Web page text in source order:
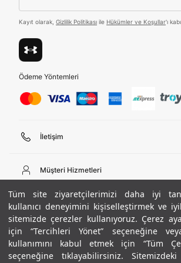
Tüm site ziyaretçilerimizi daha iyi
kullanıcı deneyimini kişiselleştirmek ve
sitemizde çerezler kullanıyoruz. Çerez
için “Tercihleri Yönet” seçeneğine
kullanımını kabul etmek için “Tüm
seçeneğine tıklayabilirsiniz.
Kayıt olarak, Gizlilik Politikası ile Hükümler ve Koşullar'ı
Ödeme Yöntemleri
İletişim
444 02 00
Pazartesi - Cuma 09:00 - 18:00
E-posta
bilgi@underarmour.com
Müşteri Hizmetleri
Sipariş Sorgulama
Bize Ulaşın
Teslimat Bilgileri
İşlem Rehberi
İade ve Değişimler
Hakkımızda
Ticari Bilgiler
Hükümler ve Koşullar
Gizlilik Politikası
UA Sosyal Medya
Instagram